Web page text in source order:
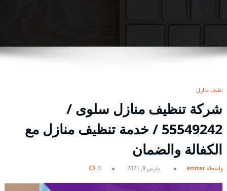
تنظيف منازل
شركة تنظيف منازل سلوى /
55549242 / خدمة تنظيف منازل مع
الكفالة والضمان
بواسطة ammar مارس 9, 2021 0